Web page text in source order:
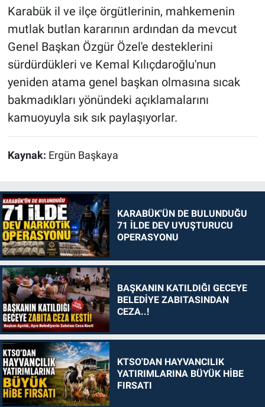
Karabük il ve ilçe örgütlerinin, mahkemenin
mutlak butlan kararının ardından da mevcut
Genel Başkan Özgür Özel'e desteklerini
sürdürdükleri ve Kemal Kılıçdaroğlu'nun
yeniden atama genel başkan olmasına sıcak
bakmadıkları yönündeki açıklamalarını
kamuoyuyla sık sık paylaşıyorlar.
Kaynak: Ergün Başkaya
KARABÜK'ÜN DE BULUNDUĞU
71 İLDE DEV UYUŞTURUCU
OPERASYONU
BAŞKANIN KATILDIĞI GECEYE
BELEDİYE ZABITASINDAN
CEZA..!
KTSO'DAN HAYVANCILIK
YATIRIMLARINA BÜYÜK HİBE
FIRSATI